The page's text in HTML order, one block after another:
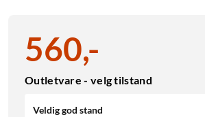
560,-
Outletvare - velg tilstand
Veldig god stand